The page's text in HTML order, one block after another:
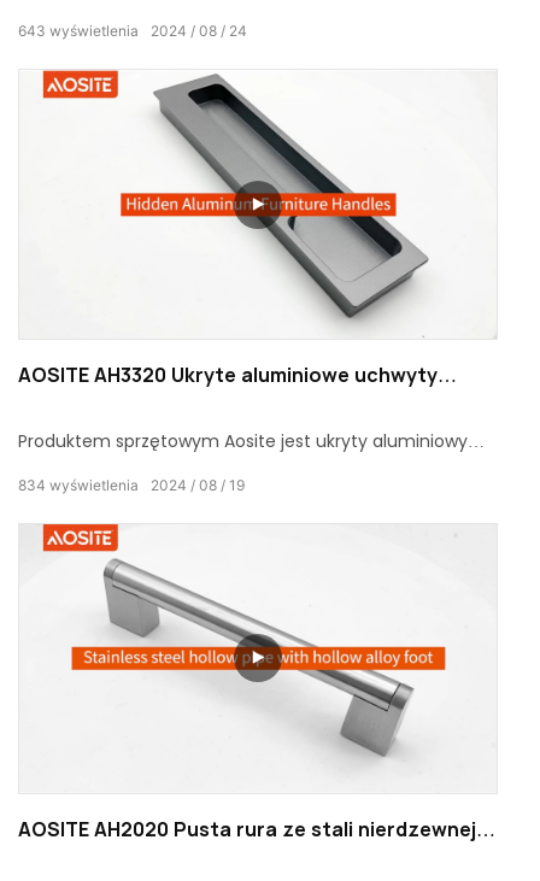
nie tylko dodaje elegancji Twojemu domowi, ale jest
2024 08 24
643 wyświetlenia
AOSITE AH3320 Ukryte aluminiowe uchwyty
Produktem sprzętowym Aosite jest ukryty aluminiowy
2024 08 19
834 wyświetlenia
AOSITE AH2020 Pusta rura ze stali nierdzewnej z